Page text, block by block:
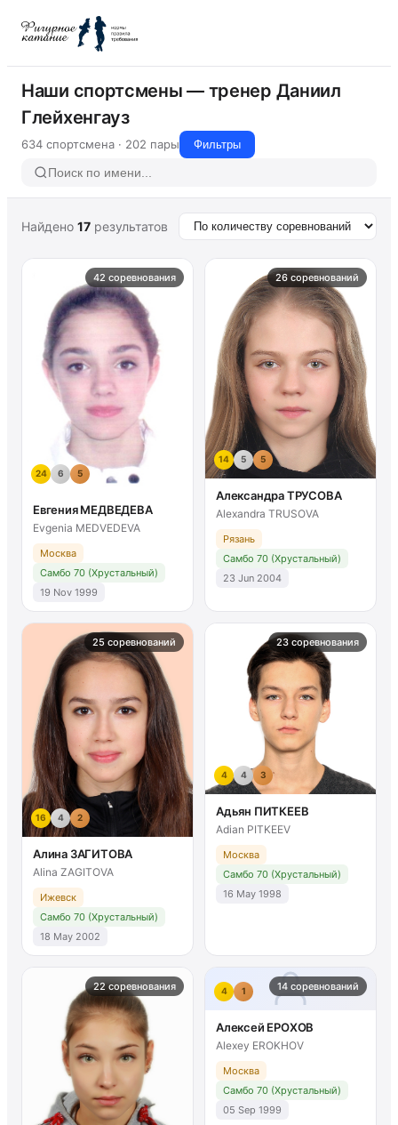
Наши спортсмены — тренер Даниил
Глейхенгауз
634 спортсмена · 202 пары Фильтры
Найдено 17 результатов
42 соревнования
24 6 5
Евгения МЕДВЕДЕВА
Evgenia MEDVEDEVA
Москва
Самбо 70 (Хрустальный)
19 Nov 1999
26 соревнований
14 5 5
Александра ТРУСОВА
Alexandra TRUSOVA
Рязань
Самбо 70 (Хрустальный)
23 Jun 2004
25 соревнований
16 4 2
Алина ЗАГИТОВА
Alina ZAGITOVA
Ижевск
Самбо 70 (Хрустальный)
18 May 2002
23 соревнования
4 4 3
Адьян ПИТКЕЕВ
Adian PITKEEV
Москва
Самбо 70 (Хрустальный)
16 May 1998
22 соревнования 14 соревнований
4 1
Алексей ЕРОХОВ
Alexey EROKHOV
Москва
Самбо 70 (Хрустальный)
05 Sep 1999